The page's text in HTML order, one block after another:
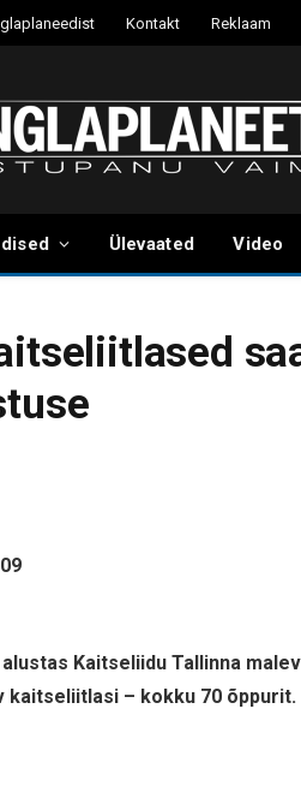
Kontakt Reklaam
Ülevaated Video
Kaitseliidu Tallinna
kaitseliitlasi – kokku 70 õppurit.